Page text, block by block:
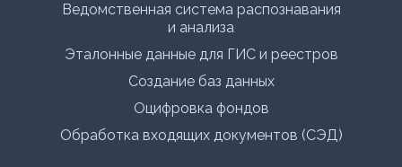
Ведомственная система распознавания
и анализа
Эталонные данные для ГИС и реестров
Создание баз данных
Оцифровка фондов
Обработка входящих документов (СЭД)